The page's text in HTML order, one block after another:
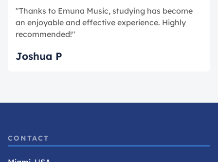
"Thanks to Emuna Music, studying has become
an enjoyable and effective experience. Highly
recommended!"
Joshua P
CONTACT